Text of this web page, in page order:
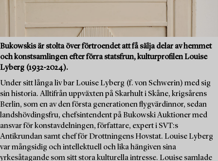
Bukowskis är stolta över förtroendet att få sälja delar av hemmet
och konstsamlingen efter förra statsfrun, kulturprofilen Louise
Lyberg (1932-2024).
Under sitt långa liv bar Louise Lyberg (f. von Schwerin) med sig
sin historia. Alltifrån uppväxten på Skarhult i Skåne, krigsårens
Berlin, som en av den första generationen flygvärdinnor, sedan
landshövdingsfru, chefsintendent på Bukowski Auktioner med
ansvar för konstavdelningen, författare, expert i SVT:s
Antikrundan samt chef för Drottningens Hovstat. Louise Lyberg
var mångsidig och intellektuell och lika hängiven sina
yrkesåtagande som sitt stora kulturella intresse. Louise samlade